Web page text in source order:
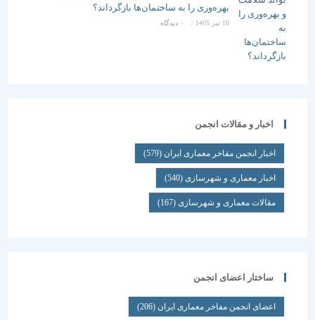
بهره‌وری را به ساختمان‌ها بازگرداند؟
/ ۰ دیدگاه
اخبار و مقالات انجمن
اخبار انجمن مفاخر معماری ایران (579)
اخبار معماری و شهرسازی(540)
مقالات معماری و شهرسازی(167)
ساختار اعضای انجمن
اعضای انجمن مفاخر معماری ایران (206)